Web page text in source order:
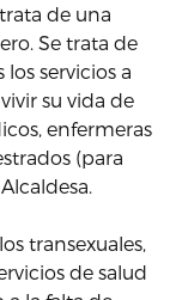
de una
Se trata de
servicios a
su vida de
enfermeras
(para
transexuales,
de salud